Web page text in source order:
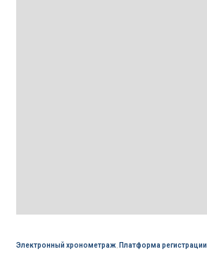
Электронный хронометраж, Платформа регистрации